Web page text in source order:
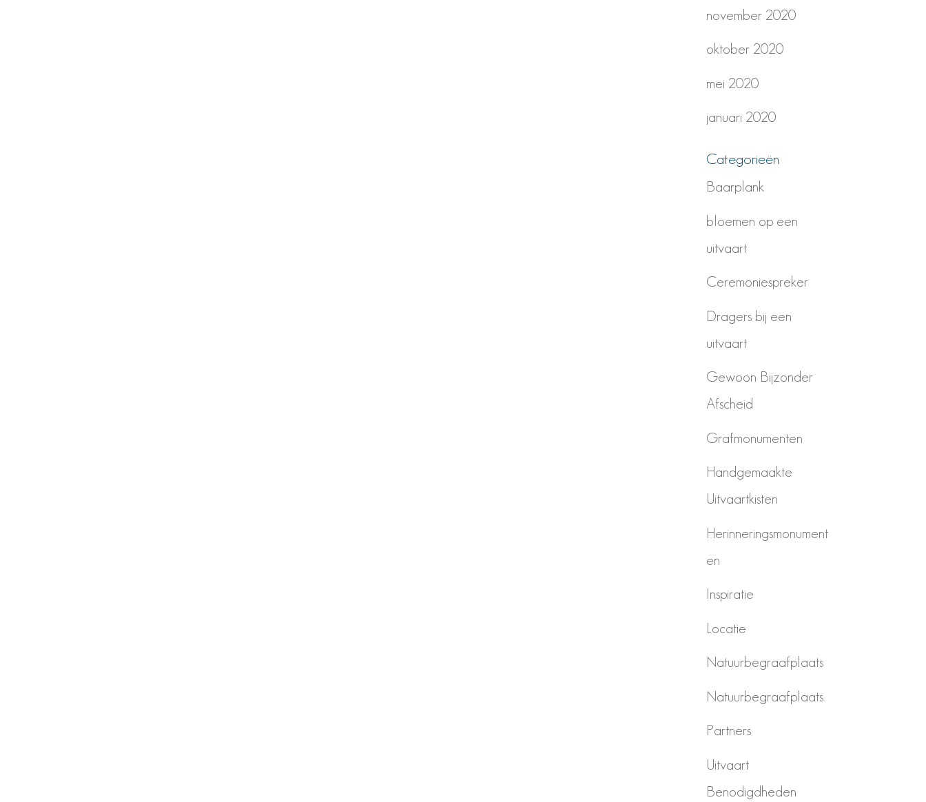
november 2020
oktober 2020
mei 2020
januari 2020
Categorieën
Baarplank
bloemen op een
uitvaart
Ceremoniespreker
Dragers bij een
uitvaart
Gewoon Bijzonder
Afscheid
Grafmonumenten
Handgemaakte
Uitvaartkisten
Herinneringsmonument
en
Inspiratie
Locatie
Natuurbegraafplaats
Natuurbegraafplaats
Partners
Uitvaart
Benodigdheden